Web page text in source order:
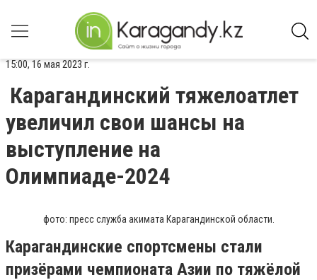
15:00, 16 мая 2023 г.
Карагандинский тяжелоатлет
увеличил свои шансы на
выступление на
Олимпиаде-2024
фото: пресс служба акимата Карагандинской области.
Карагандинские спортсмены стали
призёрами чемпионата Азии по тяжёлой